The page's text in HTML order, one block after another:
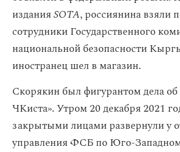
изданияSOTA, россиянина взяли
сотрудники Государственного
национальной безопасности
иностранец шел в магазин.
Скорякин был фигурантом дела
ЧКиста». Утром 20 декабря 2021
закрытыми лицами развернули у
управления ФСБ по Юго-